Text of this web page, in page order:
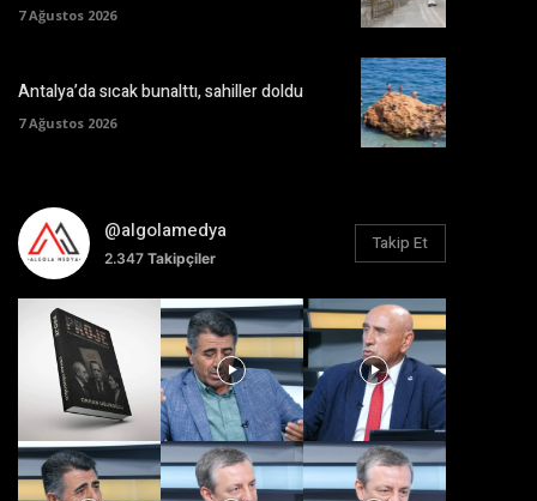
7 Ağustos 2026
Antalya’da sıcak bunalttı, sahiller doldu
7 Ağustos 2026
@algolamedya
2.347Takipçiler
Takip Et